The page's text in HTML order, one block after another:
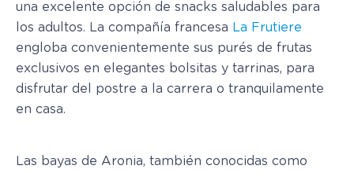
una excelente opción de snacks saludables para
los adultos. La compañía francesa La Frutiere
engloba convenientemente sus purés de frutas
exclusivos en elegantes bolsitas y tarrinas, para
disfrutar del postre a la carrera o tranquilamente
en casa.
Las bayas de Aronia, también conocidas como